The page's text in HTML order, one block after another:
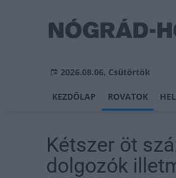
2026.08.06, Csütörtök
KEZDŐLAP ROVATOK
Kétszer öt
dolgozók